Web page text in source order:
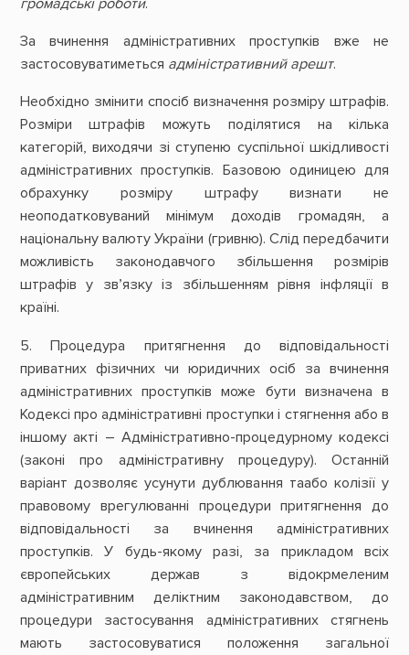
За вчинення адміністративних проступків вже не
застосовуватиметься адміністративний арешт.
Необхідно змінити спосіб визначення розміру штрафів.
Розміри штрафів можуть поділятися на кілька
категорій, виходячи зі ступеню суспільної шкідливості
адміністративних проступків. Базовою одиницею для
обрахунку розміру штрафу визнати не
неоподатковуваний мінімум доходів громадян, а
національну валюту України (гривню). Слід передбачити
можливість законодавчого збільшення розмірів
штрафів у зв’язку із збільшенням рівня інфляції в
країні.
5. Процедура притягнення до відповідальності
приватних фізичних чи юридичних осіб за вчинення
адміністративних проступків може бути визначена в
Кодексі про адміністративні проступки і стягнення або в
іншому акті – Адміністративно-процедурному кодексі
(законі про адміністративну процедуру). Останній
варіант дозволяє усунути дублювання таабо колізії у
правовому врегулюванні процедури притягнення до
відповідальності за вчинення адміністративних
проступків. У будь-якому разі, за прикладом всіх
європейських держав з відокрмеленим
адміністративним деліктним законодавством, до
процедури застосування адміністративних стягнень
мають застосовуватися положення загальної